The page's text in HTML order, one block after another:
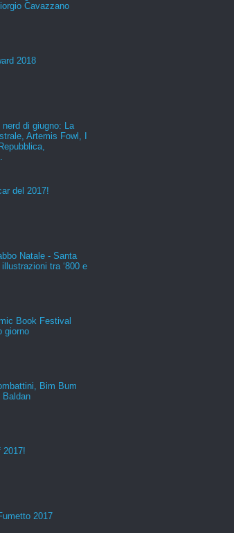
Cavazzano
2018
di giugno: La
Artemis Fowl, I
del 2017!
Natale - Santa
tra ‘800 e
Book Festival
giorno
Bim Bum
Baldan
2017!
2017